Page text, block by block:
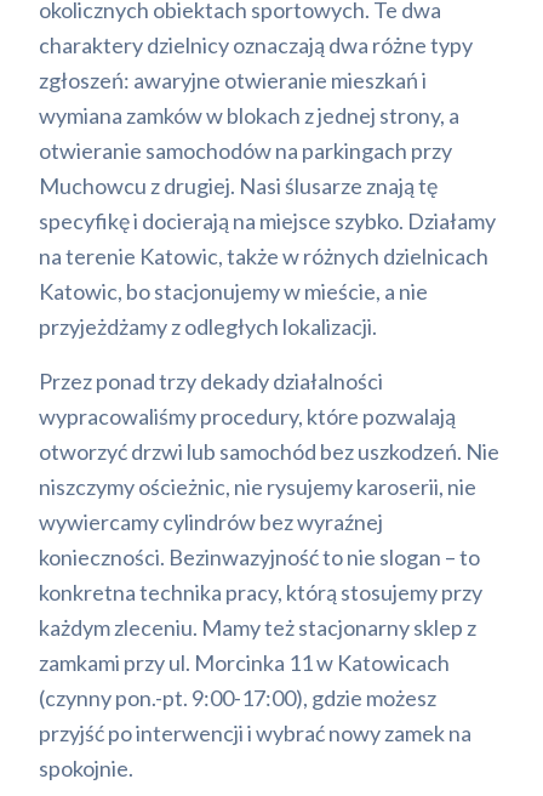
okolicznych obiektach sportowych. Te dwa
charaktery dzielnicy oznaczają dwa różne typy
zgłoszeń: awaryjne otwieranie mieszkań i
wymiana zamków w blokach z jednej strony, a
otwieranie samochodów na parkingach przy
Muchowcu z drugiej. Nasi ślusarze znają tę
specyfikę i docierają na miejsce szybko. Działamy
na terenie Katowic, także w różnych dzielnicach
Katowic, bo stacjonujemy w mieście, a nie
przyjeżdżamy z odległych lokalizacji.
Przez ponad trzy dekady działalności
wypracowaliśmy procedury, które pozwalają
otworzyć drzwi lub samochód bez uszkodzeń. Nie
niszczymy ościeżnic, nie rysujemy karoserii, nie
wywiercamy cylindrów bez wyraźnej
konieczności. Bezinwazyjność to nie slogan – to
konkretna technika pracy, którą stosujemy przy
każdym zleceniu. Mamy też stacjonarny sklep z
zamkami przy ul. Morcinka 11 w Katowicach
(czynny pon.-pt. 9:00-17:00), gdzie możesz
przyjść po interwencji i wybrać nowy zamek na
spokojnie.